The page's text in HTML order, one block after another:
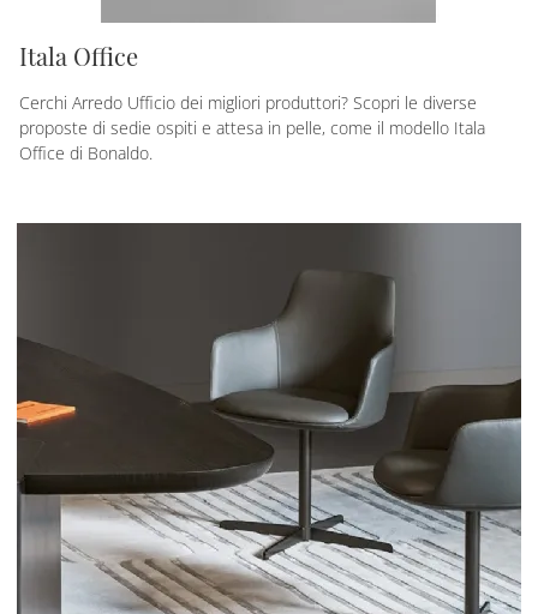
Itala Office
Cerchi Arredo Ufficio dei migliori produttori? Scopri le diverse
proposte di sedie ospiti e attesa in pelle, come il modello Itala
Office di Bonaldo.